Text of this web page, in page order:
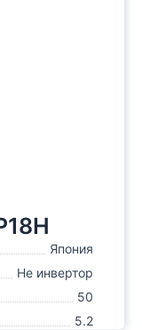
Япония
Не инвертор
50
5.2